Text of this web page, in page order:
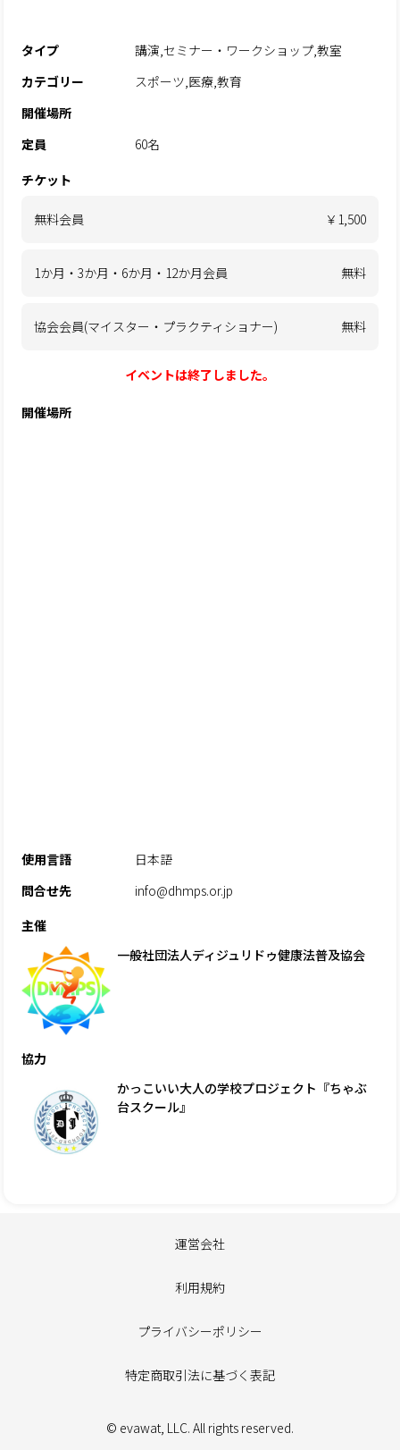
タイプ
講演,セミナー・ワークショップ,教室
カテゴリー
スポーツ,医療,教育
開催場所
定員
60名
チケット
無料会員 ￥1,500
1か月・3か月・6か月・12か月会員 無料
協会会員(マイスター・プラクティショナー) 無料
イベントは終了しました。
開催場所
使用言語
日本語
問合せ先
info@dhmps.or.jp
主催
一般社団法人ディジュリドゥ健康法普及協会
協力
かっこいい大人の学校プロジェクト『ちゃぶ
台スクール』
運営会社
利用規約
プライバシーポリシー
特定商取引法に基づく表記
© evawat, LLC. All rights reserved.